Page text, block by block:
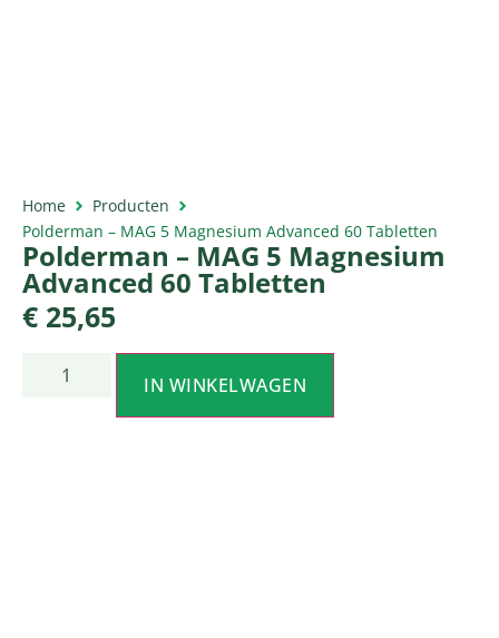
Home
Producten
Polderman – MAG 5 Magnesium Advanced 60 Tabletten
Polderman – MAG 5 Magnesium
Advanced 60 Tabletten
€ 25,65
IN WINKELWAGEN